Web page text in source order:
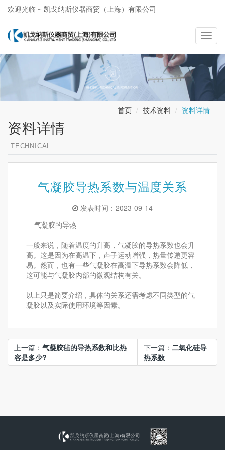
欢迎光临 ~ 凯戈纳斯仪器商贸（上海）有限公司
导
航
切
换
首页 技术资料 资料详情
资料详情
TECHNICAL
气凝胶导热系数与温度关系
发表时间：2023-09-14
气凝胶的导热
一般来说，随着温度的升高，气凝胶的导热系数也会升
高。这是因为在高温下，声子运动增强，热量传递更容
易。然而，也有一些气凝胶在高温下导热系数会降低，
这可能与气凝胶内部的微观结构有关。
以上只是简要介绍，具体的关系还需考虑不同类型的气
凝胶以及实际使用环境等因素。
上一篇： 气凝胶毡的导热系数和比热
容是多少?
下一篇：二氧化硅导
热系数